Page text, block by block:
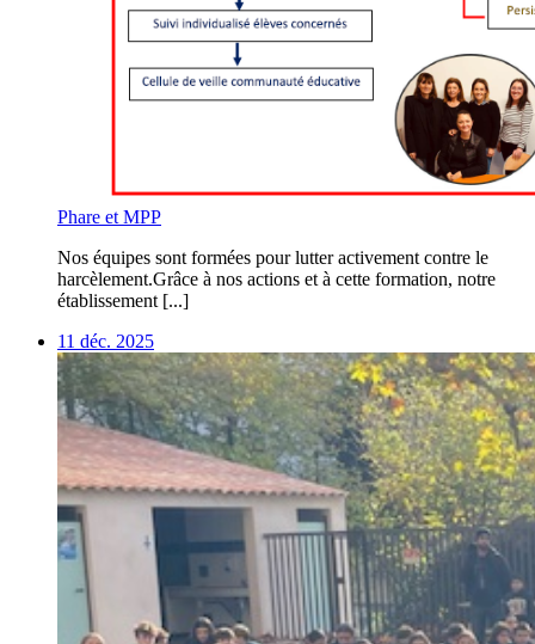
Phare et MPP
Nos équipes sont formées pour lutter activement contre le
harcèlement.Grâce à nos actions et à cette formation, notre
établissement [...]
11 déc. 2025